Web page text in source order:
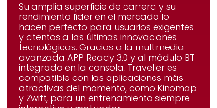
Su amplia superficie de carrera y su
rendimiento líder en el mercado lo
hacen perfecto para usuarios exigentes
y atentos a las últimas innovaciones
tecnológicas. Gracias a la multimedia
avanzada APP Ready 3.0 y al módulo BT
integrado en la consola, Traveller es
compatible con las aplicaciones más
atractivas del momento, como Kinomap
y Zwift, para un entrenamiento siempre